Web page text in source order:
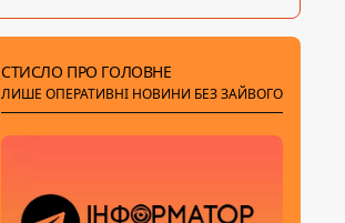
СТИСЛО ПРО ГОЛОВНЕ
ЛИШЕ ОПЕРАТИВНІ НОВИНИ БЕЗ ЗАЙВОГО